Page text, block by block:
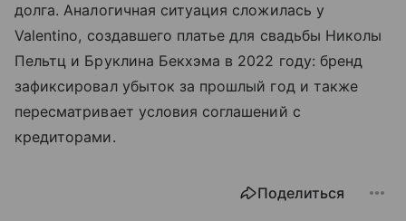
долга. Аналогичная ситуация сложилась у
Valentino, создавшего платье для свадьбы Николы
Пельтц и Бруклина Бекхэма в 2022 году: бренд
зафиксировал убыток за прошлый год и также
пересматривает условия соглашений с
кредиторами.
Поделиться